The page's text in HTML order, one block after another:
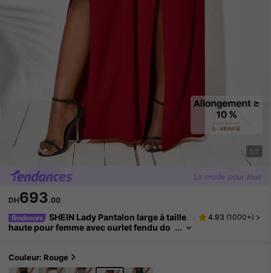
1/7
DH693.00
SHEIN Lady Pantalon large à taille
haute pour femme avec ourlet fendu do
4.93 (1000+)
Couleur: Rouge